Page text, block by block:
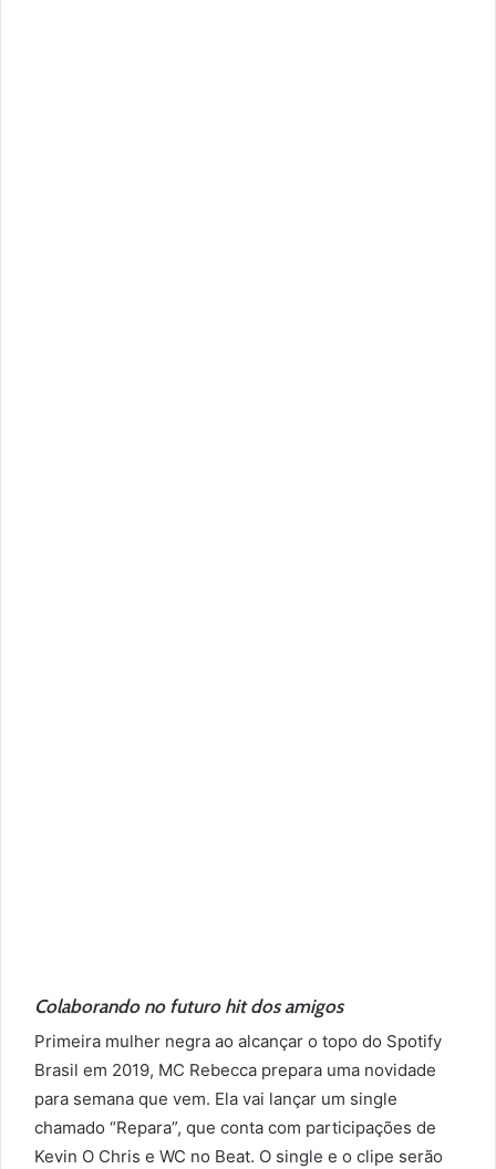
Colaborando no futuro hit dos amigos
Primeira mulher negra ao alcançar o topo do Spotify
Brasil em 2019, MC Rebecca prepara uma novidade
para semana que vem. Ela vai lançar um single
chamado “Repara”, que conta com participações de
Kevin O Chris e WC no Beat. O single e o clipe serão